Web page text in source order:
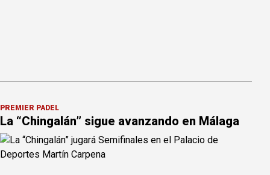
PREMIER PÁDEL
La “Chingalán” sigue avanzando en Málaga